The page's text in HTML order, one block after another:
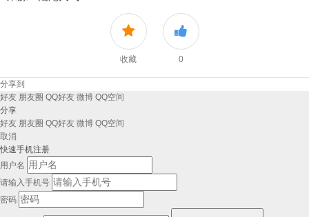
收藏 0
分享到
好友 朋友圈 QQ好友 微博 QQ空间
分享
好友 朋友圈 QQ好友 微博 QQ空间
取消
快速手机注册
用户名
请输入手机号
密码